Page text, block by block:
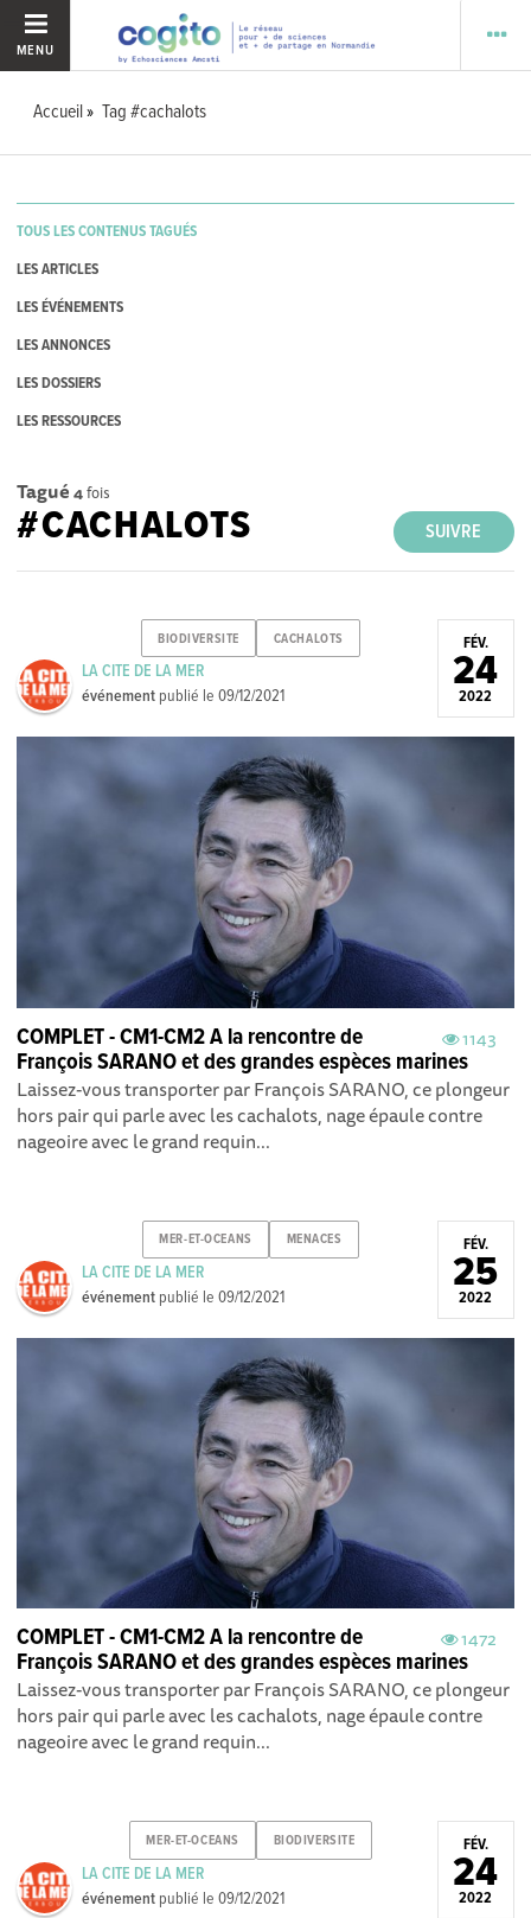
MENU
Accueil Tag #cachalots
TOUS LES CONTENUS TAGUÉS
LES ARTICLES
LES ÉVÉNEMENTS
LES ANNONCES
LES DOSSIERS
LES RESSOURCES
Tagué 4fois
SUIVRE
#CACHALOTS
BIODIVERSITE CACHALOTS
LA CITE DE LA MER
événement publié le09/12/2021
FÉV.
24
2022
1143
COMPLET - CM1-CM2 A la rencontre de
François SARANO et des grandes espèces marines
Laissez-vous transporter par François SARANO, ce plongeur
hors pair qui parle avec les cachalots, nage épaule contre
nageoire avec le grand requin...
MER-ET-OCEANS MENACES
LA CITE DE LA MER
événement publié le09/12/2021
FÉV.
25
2022
1472
COMPLET - CM1-CM2 A la rencontre de
François SARANO et des grandes espèces marines
Laissez-vous transporter par François SARANO, ce plongeur
hors pair qui parle avec les cachalots, nage épaule contre
nageoire avec le grand requin...
MER-ET-OCEANS BIODIVERSITE
LA CITE DE LA MER
événement publié le09/12/2021
FÉV.
24
2022